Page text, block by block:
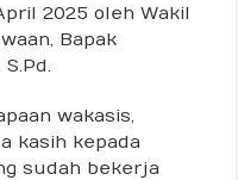
2025 oleh Wakil
Bapak
wakasis,
kasih kepada
sudah bekerja